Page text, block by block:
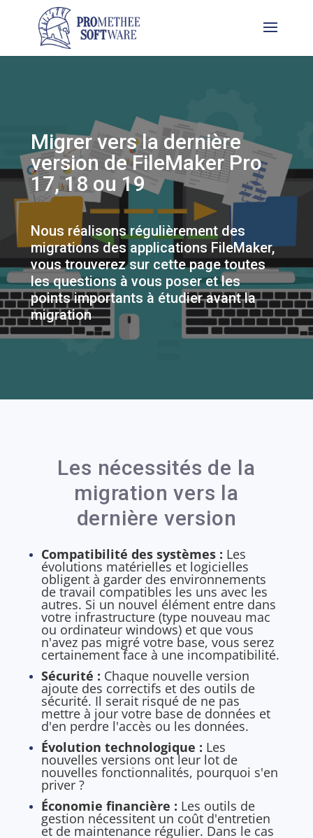
Migrer vers la dernière
version de FileMaker Pro
17, 18 ou 19
Nous réalisons régulièrement des
migrations des applications FileMaker,
vous trouverez sur cette page toutes
les questions à vous poser et les
points importants à étudier avant la
migration
Les nécessités de la
migration vers la
dernière version
Compatibilité des systèmes : Les
évolutions matérielles et logicielles
obligent à garder des environnements
de travail compatibles les uns avec les
autres. Si un nouvel élément entre dans
votre infrastructure (type nouveau mac
ou ordinateur windows) et que vous
n'avez pas migré votre base, vous serez
certainement face à une incompatibilité.
Sécurité : Chaque nouvelle version
ajoute des correctifs et des outils de
sécurité. Il serait risqué de ne pas
mettre à jour votre base de données et
d'en perdre l'accès ou les données.
Évolution technologique : Les
nouvelles versions ont leur lot de
nouvelles fonctionnalités, pourquoi s'en
priver ?
Économie financière : Les outils de
gestion nécessitent un coût d'entretien
et de maintenance régulier. Dans le cas